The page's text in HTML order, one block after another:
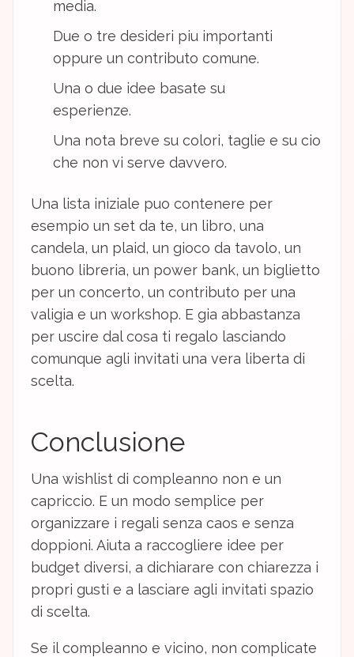
media.
Due o tre desideri piu importanti
oppure un contributo comune.
Una o due idee basate su
esperienze.
Una nota breve su colori, taglie e su cio
che non vi serve davvero.
Una lista iniziale puo contenere per
esempio un set da te, un libro, una
candela, un plaid, un gioco da tavolo, un
buono libreria, un power bank, un biglietto
per un concerto, un contributo per una
valigia e un workshop. E gia abbastanza
per uscire dal cosa ti regalo lasciando
comunque agli invitati una vera liberta di
scelta.
Conclusione
Una wishlist di compleanno non e un
capriccio. E un modo semplice per
organizzare i regali senza caos e senza
doppioni. Aiuta a raccogliere idee per
budget diversi, a dichiarare con chiarezza i
propri gusti e a lasciare agli invitati spazio
di scelta.
Se il compleanno e vicino, non complicate